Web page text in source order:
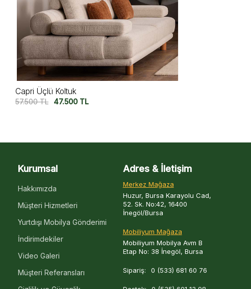
Miura Üçlü Koltuk V2
57.500TL 47.500 TL
Kurumsal
Hakkımızda
Müşteri Hizmetleri
Yurtdışı Mobilya Gönderimi
İndirimdekiler
Video Galeri
Müşteri Referansları
Adres & İletişim
Merkez Mağaza
Huzur, Bursa Karayolu Cad,
52. Sk. No:42, 16400
İnegöl/Bursa
Mobiliyum Mağaza
Mobiliyum Mobilya Avm B
Etap No: 38 İnegöl, Bursa
Sipariş: 0 (533) 681 60 76